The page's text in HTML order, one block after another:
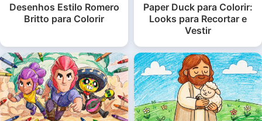
Desenhos Estilo Romero
Britto para Colorir
Paper Duck para Colorir:
Looks para Recortar e
Vestir